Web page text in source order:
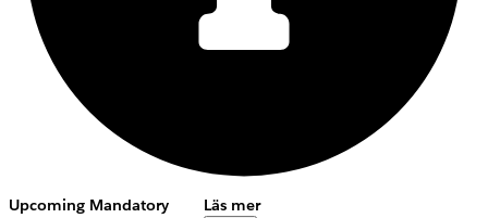
Upcoming Mandatory
Läs mer